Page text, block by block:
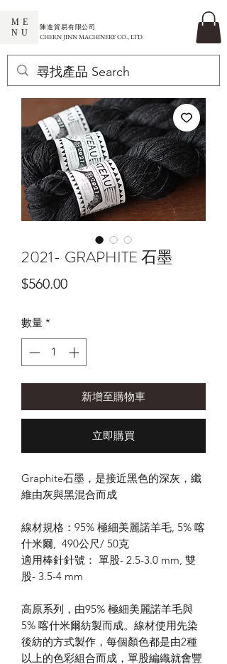
ME
NU
​陳進貿易有限公司
CHERN JINN MACHINERY CO., LTD.
2021- GRAPHITE 石墨
$560.00價
數量 *
新增至購物車
立即購買
Graphite石墨，是接近黑色的深灰，纖
維由灰與黑混合而成
線材規格：95% 極細美麗諾羊毛, 5% 喀
什米爾, 490公尺/ 50克
適用棒針針號： 單股- 2.5-3.0 mm, 雙
股- 3.5-4 mm
高原系列，由95% 極細美麗諾羊毛與
5% 喀什米爾紡製而成。線材使用先染
後紡的方式製作，每個顏色都是由2種
以上的色彩組合而成，單股編織就會豐